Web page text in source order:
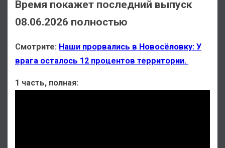
Время покажет последний выпуск
08.06.2026 полностью
Смотрите: Наши прорвались в Новосёловку: У
врага осталось 12 процентов территории.
1 часть, полная: